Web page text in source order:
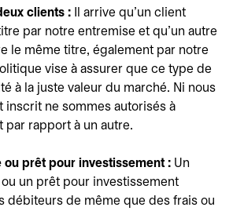
clients :
Il arrive qu'un client
par notre entremise et qu'un autre
le même titre, également par notre
vise à assurer que ce type de
à la juste valeur du marché. Ni nous
inscrit ne sommes autorisés à
rapport à un autre.
prêt pour investissement : Un
un prêt pour investissement
débiteurs de même que des frais ou